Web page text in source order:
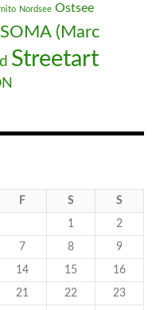
Nordsee Ostsee
SOMA (Marc
Streetart
F S S
1 2
7 8 9
14 15 16
21 22 23